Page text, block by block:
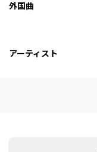
外国曲
アーティスト